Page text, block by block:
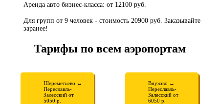
Аренда авто бизнес-класса: от 12100 руб.
Для групп от 9 человек - стоимость 20900 руб. Заказывайте
заранее!
Тарифы по всем аэропортам
Шереметьево ↔
Переславль-
Залесский от
5050 р.
Внуково ↔
Переславль-
Залесский от
6050 р.